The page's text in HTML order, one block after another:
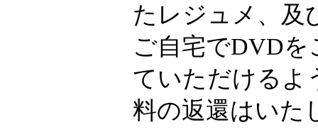
たレジュメ、及
ご自宅でDVD
ていただけるよ
料の返還はいた